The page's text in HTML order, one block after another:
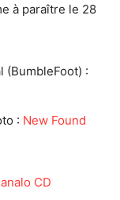
à paraître le 28
(BumbleFoot) :
: New Found
CD